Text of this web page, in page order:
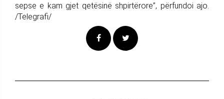
sepse e kam gjet qetësinë shpirtërore”, përfundoi ajo.
/Telegrafi/